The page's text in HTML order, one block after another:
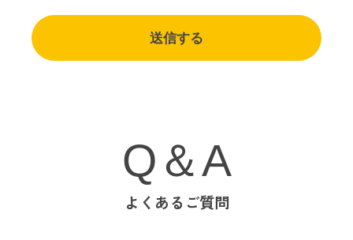
Q＆A
よくあるご質問